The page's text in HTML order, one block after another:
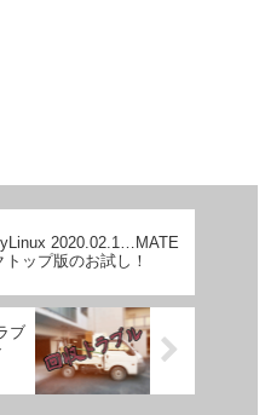
2020.02.1…MATE
トップ版のお試し！
ブ